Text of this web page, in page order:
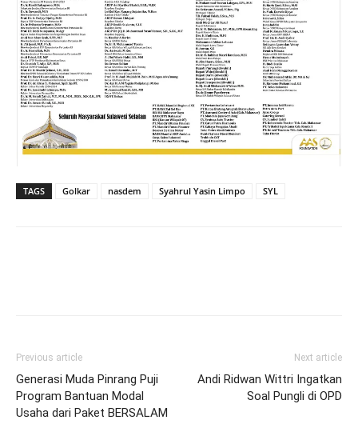
TAGS Golkar nasdem Syahrul Yasin Limpo SYL
Previous article
Generasi Muda Pinrang Puji
Program Bantuan Modal
Usaha dari Paket BERSALAM
Next article
Andi Ridwan Wittri Ingatkan
Soal Pungli di OPD